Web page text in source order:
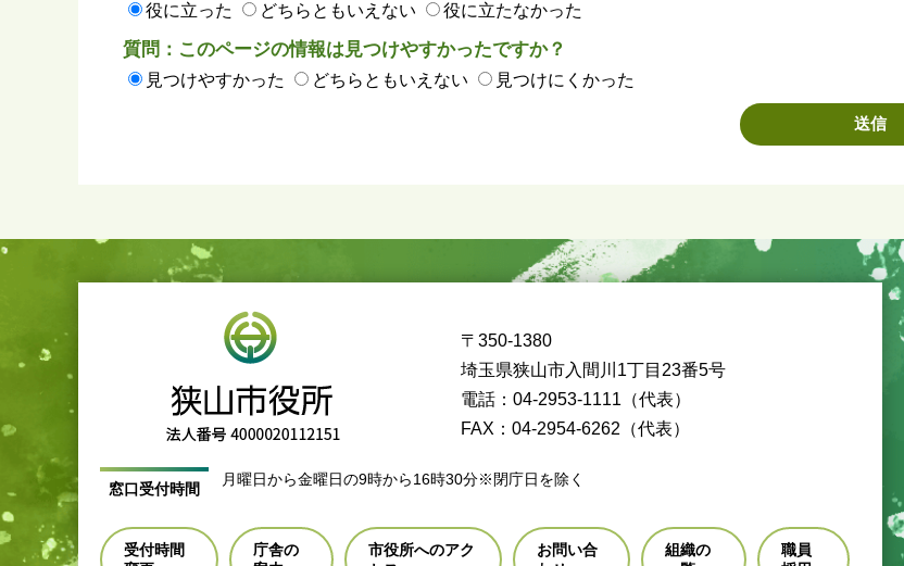
役に立った どちらともいえない 役に立たなかった
質問：このページの情報は見つけやすかったですか？
見つけやすかった どちらともいえない 見つけにくかった
〒350-1380
埼玉県狭山市入間川1丁目23番5号
電話：04-2953-1111（代表）
FAX：04-2954-6262（代表）
窓口受付時間
月曜日から金曜日の9時から16時30分※閉庁日を除く
受付時間
庁舎の
市役所へのアク
お問い合
組織の
職員